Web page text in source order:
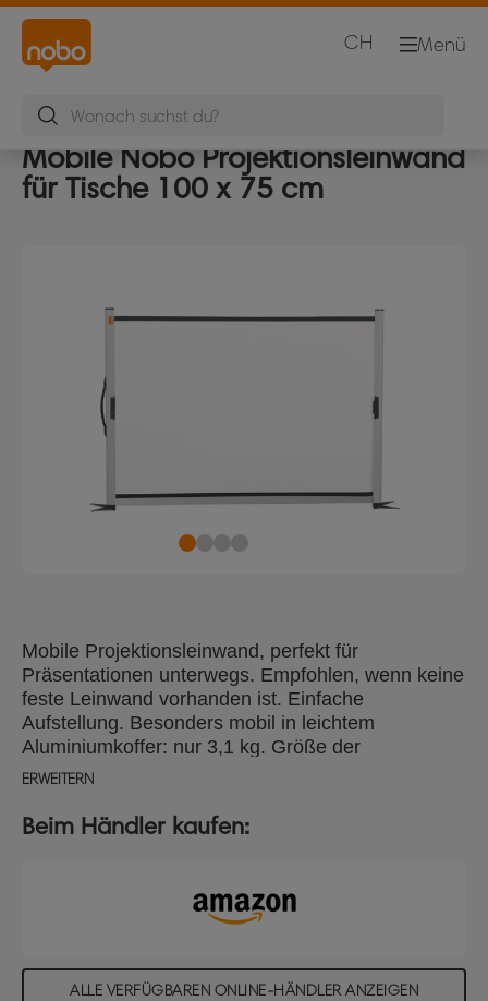
Menü
CH
Mobile Nobo Projektionsleinwand
für Tische 100 x 75 cm
Mobile Projektionsleinwand, perfekt für
Präsentationen unterwegs. Empfohlen, wenn keine
feste Leinwand vorhanden ist. Einfache
Aufstellung. Besonders mobil in leichtem
Aluminiumkoffer: nur 3,1 kg. Größe der
Projektionsfläche: 100 x 75 cm
ERWEITERN
Beim Händler kaufen:
ALLE VERFÜGBAREN ONLINE-HÄNDLER ANZEIGEN